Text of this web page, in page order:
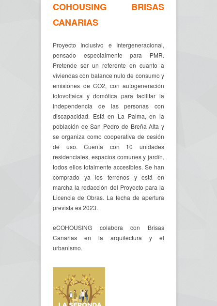
COHOUSING BRISAS
CANARIAS
Proyecto Inclusivo e Intergeneracional,
pensado especialmente para PMR.
Pretende ser un referente en cuanto a
viviendas con balance nulo de consumo y
emisiones de CO2, con autogeneración
fotovoltaica y domótica para facilitar la
independencia de las personas con
discapacidad. Está en La Palma, en la
población de San Pedro de Breña Alta y
se organiza como cooperativa de cesión
de uso. Cuenta con 10 unidades
residenciales, espacios comunes y jardín,
todos ellos totalmente accesibles. Se han
comprado ya los terrenos y está en
marcha la redacción del Proyecto para la
Licencia de Obras. La fecha de apertura
prevista es 2023.
eCOHOUSING colabora con Brisas
Canarias en la arquitectura y el
urbanismo.